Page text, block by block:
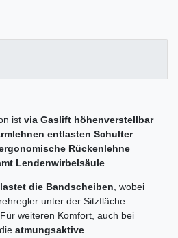
ist via Gaslift höhenverstellbar
entlasten Schulter
Rückenlehne
Lendenwirbelsäule.
die Bandscheiben, wobei
unter der Sitzfläche
weiteren Komfort, auch bei
atmungsaktive